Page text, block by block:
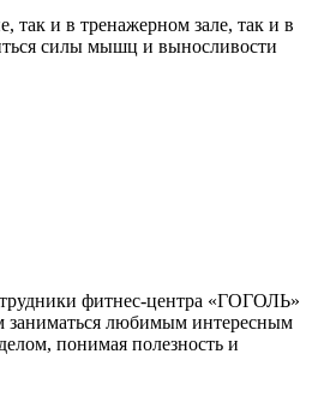
и в тренажерном зале, так и в
силы мышц и выносливости
фитнес-центра «ГОГОЛЬ»
заниматься любимым интересным
понимая полезность и